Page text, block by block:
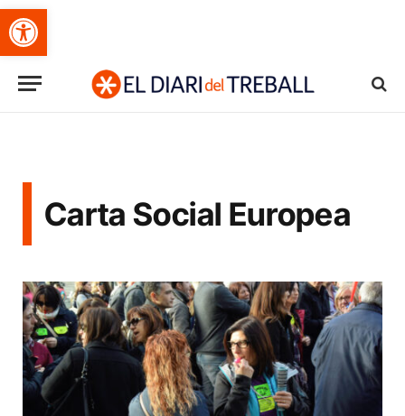
Obre la barra d'eines
Carta Social Europea